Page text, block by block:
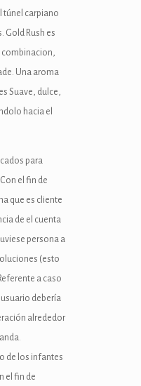
túnel carpiano
Gold Rush es
combinacion,
Una aroma
Suave, dulce,
hacia el
para
el fin de
que es cliente
de el cuenta
persona a
(esto
a caso
usuario debería
alrededor
de los infantes
el fin de